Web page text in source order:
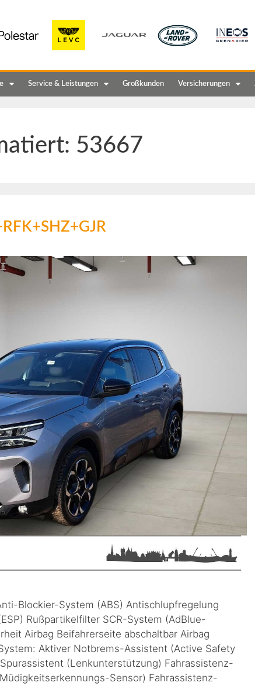
Service & Leistungen Großkunden Versicherungen
53667
Blockier-System (ABS) Antischlupfregelung
Rußpartikelfilter SCR-System (AdBlue-
Airbag Beifahrerseite abschaltbar Airbag
Aktiver Notbrems-Assistent (Active Safety
(Lenkunterstützung) Fahrassistenz-
Sensor) Fahrassistenz-